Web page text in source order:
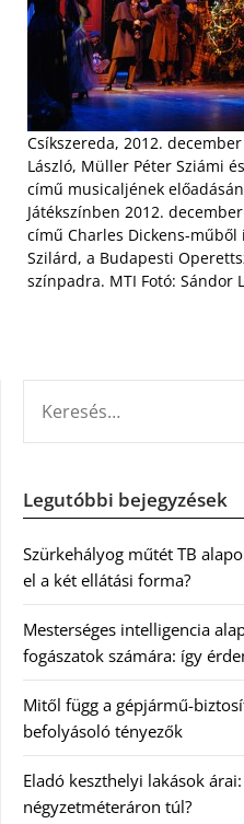
Csíkszereda, 2012.
László, Müller Péter Sziámi
című musicaljének
Játékszínben 2012.
című Charles Dickens-
Szilárd, a Budapesti
színpadra. MTI Fotó: Sándor
Legutóbbi bejegyzések
Szürkehályog műtét TB
el a két ellátási forma?
Mesterséges intelligencia
fogászatok számára: így
Mitől függ a gépjármű-
befolyásoló tényezők
Eladó keszthelyi lakások
négyzetméteráron túl?